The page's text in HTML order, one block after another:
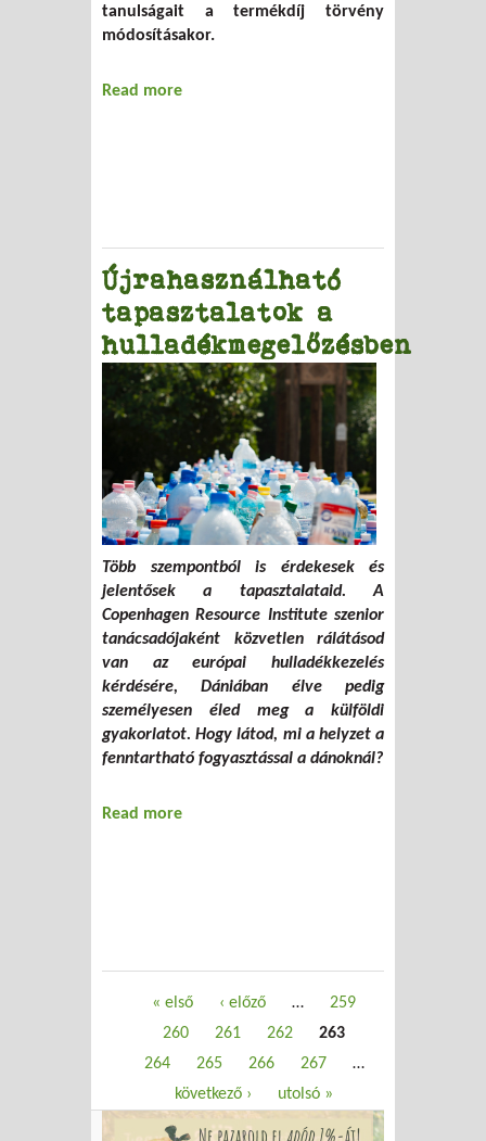
tanulságait a termékdíj törvény
módosításakor.
Read more
Újrahasználható
tapasztalatok a
hulladékmegelőzésben
Több szempontból is érdekesek és
jelentősek a tapasztalataid. A
Copenhagen Resource Institute szenior
tanácsadójaként közvetlen rálátásod
van az európai hulladékkezelés
kérdésére, Dániában élve pedig
személyesen éled meg a külföldi
gyakorlatot. Hogy látod, mi a helyzet a
fenntartható fogyasztással a dánoknál?
Read more
Oldalak« első ‹ előző …
259
260
261 262
263
264
265 266 267
…
következő ›
utolsó »